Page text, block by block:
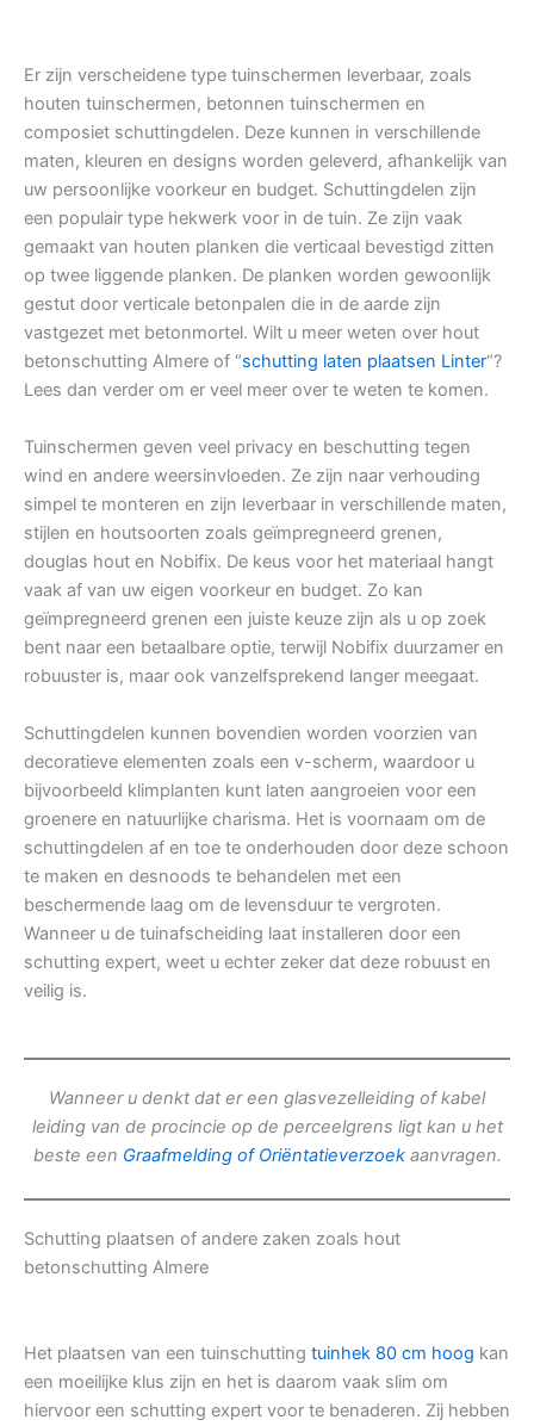
Er zijn verscheidene type tuinschermen leverbaar, zoals
houten tuinschermen, betonnen tuinschermen en
composiet schuttingdelen. Deze kunnen in verschillende
maten, kleuren en designs worden geleverd, afhankelijk van
uw persoonlijke voorkeur en budget. Schuttingdelen zijn
een populair type hekwerk voor in de tuin. Ze zijn vaak
gemaakt van houten planken die verticaal bevestigd zitten
op twee liggende planken. De planken worden gewoonlijk
gestut door verticale betonpalen die in de aarde zijn
vastgezet met betonmortel. Wilt u meer weten over hout
betonschutting Almere of “schutting laten plaatsen Linter“?
Lees dan verder om er veel meer over te weten te komen.
Tuinschermen geven veel privacy en beschutting tegen
wind en andere weersinvloeden. Ze zijn naar verhouding
simpel te monteren en zijn leverbaar in verschillende maten,
stijlen en houtsoorten zoals geïmpregneerd grenen,
douglas hout en Nobifix. De keus voor het materiaal hangt
vaak af van uw eigen voorkeur en budget. Zo kan
geïmpregneerd grenen een juiste keuze zijn als u op zoek
bent naar een betaalbare optie, terwijl Nobifix duurzamer en
robuuster is, maar ook vanzelfsprekend langer meegaat.
Schuttingdelen kunnen bovendien worden voorzien van
decoratieve elementen zoals een v-scherm, waardoor u
bijvoorbeeld klimplanten kunt laten aangroeien voor een
groenere en natuurlijke charisma. Het is voornaam om de
schuttingdelen af en toe te onderhouden door deze schoon
te maken en desnoods te behandelen met een
beschermende laag om de levensduur te vergroten.
Wanneer u de tuinafscheiding laat installeren door een
schutting expert, weet u echter zeker dat deze robuust en
veilig is.
Wanneer u denkt dat er een glasvezelleiding of kabel
leiding van de procincie op de perceelgrens ligt kan u het
beste een Graafmelding of Oriëntatieverzoekaanvragen.
Schutting plaatsen of andere zaken zoals hout
betonschutting Almere
Het plaatsen van een tuinschutting tuinhek 80 cm hoog kan
een moeilijke klus zijn en het is daarom vaak slim om
hiervoor een schutting expert voor te benaderen. Zij hebben